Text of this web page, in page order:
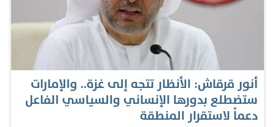
أنور قرقاش: الأنظار تتجه إلى غزة.. والإمارات
ستضطلع بدورها الإنساني والسياسي الفاعل
دعماً لاستقرار المنطقة